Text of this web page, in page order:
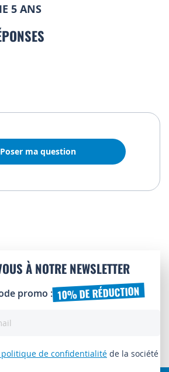
5 ANS
Poser ma question
À NOTRE NEWSLETTER
promo : 10% DE RÉDUCTION
politique de confidentialité de la société